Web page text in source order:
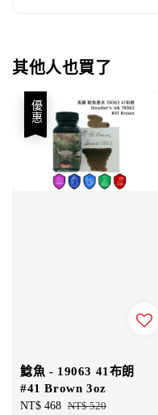
其他人也買了
優惠
鯰魚 - 19063 41布朗
#41 Brown 3oz
Sale
NT$ 468 Regular
NT$ 520